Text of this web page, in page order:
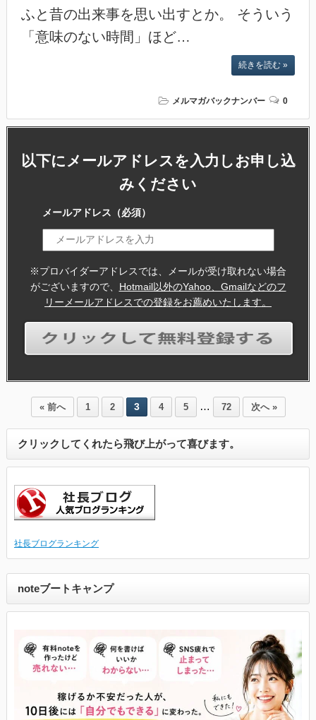
ふと昔の出来事を思い出すとか。 そういう
「意味のない時間」ほど…
続きを読む »
メルマガバックナンバー 0
以下にメールアドレスを入力しお申し込
みください
メールアドレス （必須）
※プロバイダーアドレスでは、メールが受け取れない場合
がございますので、 Hotmail以外のYahoo、Gmailなどのフ
リーメールアドレスでの登録をお薦めいたします。
« 前へ 1 2 3 4 5 … 72 次へ »
クリックしてくれたら飛び上がって喜びます。
社長ブログランキング
noteブートキャンプ